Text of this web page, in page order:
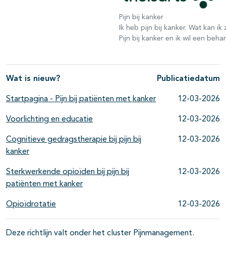
Pijn bij kanker
Ik heb pijn bij kanker. Wat kan ik
Pijn bij kanker en ik wil een
Wat is nieuw? Publicatiedatum
Startpagina - Pijn bij patiënten met kanker 12-03-2026
Voorlichting en educatie 12-03-2026
Cognitieve gedragstherapie bij pijn bij
kanker
12-03-2026
Sterkwerkende opioïden bij pijn bij
patiënten met kanker
12-03-2026
Opioïdrotatie 12-03-2026
Deze richtlijn valt onder het cluster Pijnmanagement.